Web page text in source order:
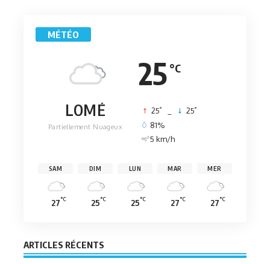
MÉTÉO
25 °C
LOMÉ
Partiellement Nuageux
25° 25°
81%
5 km/h
SAM
27°C
DIM
25°C
LUN
25°C
MAR
27°C
MER
27°C
ARTICLES RÉCENTS